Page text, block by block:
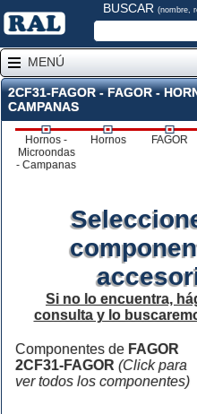
BUSCAR (nombre,
MENÚ
2CF31-FAGOR - FAGOR -
CAMPANAS
Hornos -
Microondas
- Campanas
Hornos FAGOR
Si no lo encuentra,
consulta y lo
Componentes de FAGOR
2CF31-FAGOR (Click para
ver todos los componentes)